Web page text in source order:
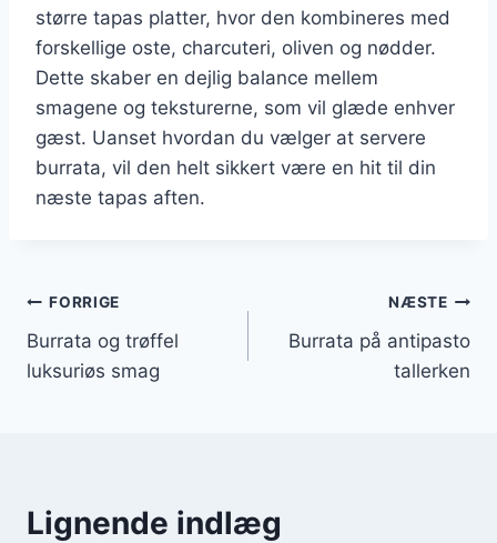
større tapas platter, hvor den kombineres med
forskellige oste, charcuteri, oliven og nødder.
Dette skaber en dejlig balance mellem
smagene og teksturerne, som vil glæde enhver
gæst. Uanset hvordan du vælger at servere
burrata, vil den helt sikkert være en hit til din
næste tapas aften.
Indlægsnavigation
FORRIGE
Burrata og trøffel
luksuriøs smag
NÆSTE
Burrata på antipasto
tallerken
Lignende indlæg